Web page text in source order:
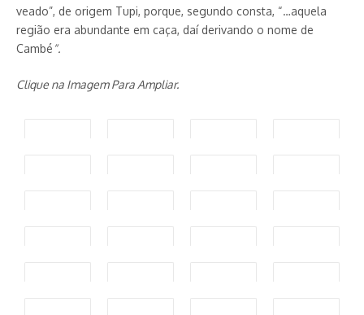
veado”, de origem Tupi, porque, segundo consta, “…aquela
região era abundante em caça, daí derivando o nome de
Cambé “.
Clique na Imagem Para Ampliar.